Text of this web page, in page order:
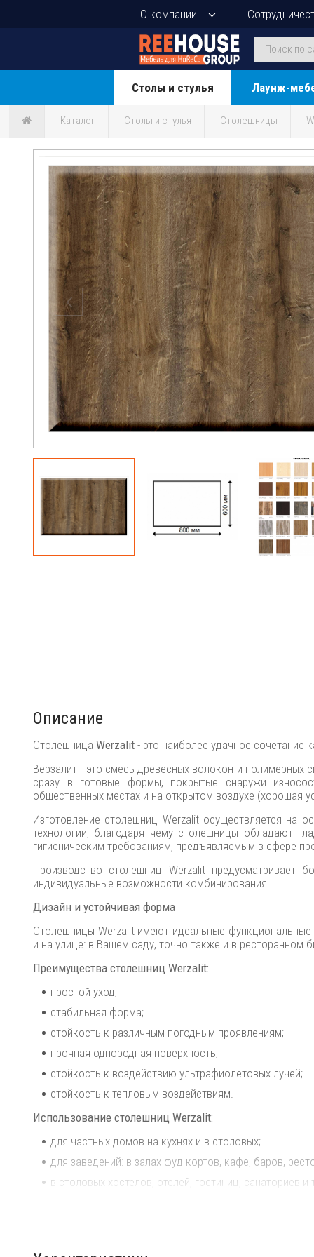
О компании
Столы и стулья Лаунж-
Каталог Столы и стулья Столешницы
Описание
Столешница Werzalit - это наиболее удачное сочетание
Верзалит - это смесь древесных волокон и полимерных
сразу в готовые формы, покрытые снаружи
общественных местах и на открытом воздухе (хорошая
Изготовление столешниц Werzalit осуществляется на
технологии, благодаря чему столешницы обладают
гигиеническим требованиям, предъявляемым в сфере
Производство столешниц Werzalit
индивидуальные возможности комбинирования.
Дизайн и устойчивая форма
Столешницы Werzalit имеют идеальные
и на улице: в Вашем саду, точно также и в ресторанном
Преимущества столешниц Werzalit:
простой уход;
стабильная форма;
стойкость к различным погодным проявлениям;
прочная однородная поверхность;
стойкость к воздействию ультрафиолетовых лучей;
стойкость к тепловым воздействиям.
Использование столешниц Werzalit:
для частных домов на кухнях и в столовых;
для заведений: в залах фуд-кортов, кафе, баров,
в столовых хостелов, отелей, гостиниц, санаториев и